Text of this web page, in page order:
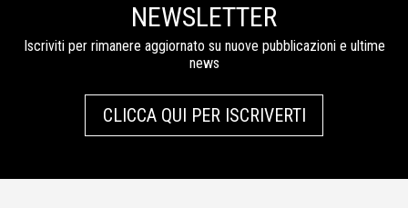
NEWSLETTER
Iscriviti per rimanere aggiornato su nuove pubblicazioni e ultime
news
CLICCA QUI PER ISCRIVERTI